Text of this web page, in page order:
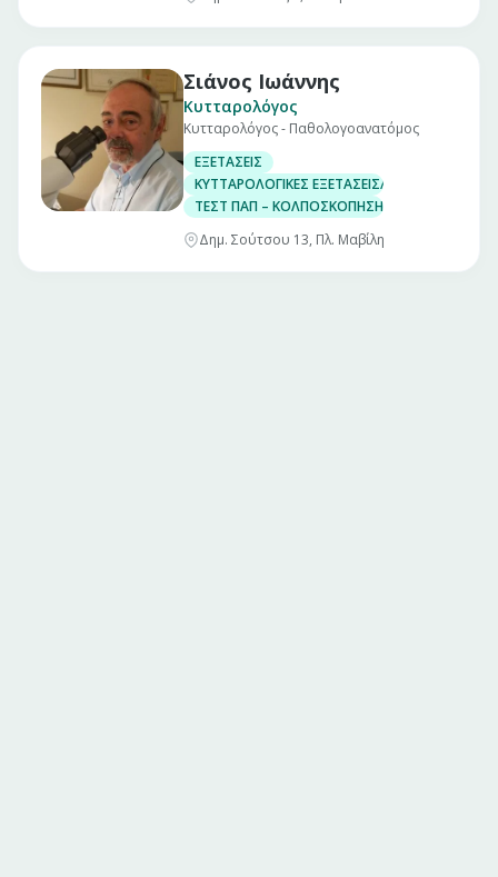
Σιάνος Ιωάννης
Κυτταρολόγος
Κυτταρολόγος - Παθολογοανατόμος
ΕΞΕΤΑΣΕΙΣ
ΚΥΤΤΑΡΟΛΟΓΙΚΕΣ ΕΞΕΤΑΣΕΙΣ/ ΤΕΣΤ-ΠΑΠ
ΤΕΣΤ ΠΑΠ – ΚΟΛΠΟΣΚΟΠΗΣΗ (PAP TEST)
Δημ. Σούτσου 13, Πλ. Μαβίλη